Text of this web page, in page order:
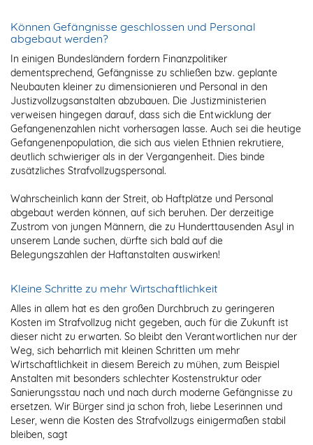
Können Gefängnisse geschlossen und Personal
abgebaut werden?
In einigen Bundesländern fordern Finanzpolitiker
dementsprechend, Gefängnisse zu schließen bzw. geplante
Neubauten kleiner zu dimensionieren und Personal in den
Justizvollzugsanstalten abzubauen. Die Justizministerien
verweisen hingegen darauf, dass sich die Entwicklung der
Gefangenenzahlen nicht vorhersagen lasse. Auch sei die heutige
Gefangenenpopulation, die sich aus vielen Ethnien rekrutiere,
deutlich schwieriger als in der Vergangenheit. Dies binde
zusätzliches Strafvollzugspersonal.
Wahrscheinlich kann der Streit, ob Haftplätze und Personal
abgebaut werden können, auf sich beruhen. Der derzeitige
Zustrom von jungen Männern, die zu Hunderttausenden Asyl in
unserem Lande suchen, dürfte sich bald auf die
Belegungszahlen der Haftanstalten auswirken!
Kleine Schritte zu mehr Wirtschaftlichkeit
Alles in allem hat es den großen Durchbruch zu geringeren
Kosten im Strafvollzug nicht gegeben, auch für die Zukunft ist
dieser nicht zu erwarten. So bleibt den Verantwortlichen nur der
Weg, sich beharrlich mit kleinen Schritten um mehr
Wirtschaftlichkeit in diesem Bereich zu mühen, zum Beispiel
Anstalten mit besonders schlechter Kostenstruktur oder
Sanierungsstau nach und nach durch moderne Gefängnisse zu
ersetzen. Wir Bürger sind ja schon froh, liebe Leserinnen und
Leser, wenn die Kosten des Strafvollzugs einigermaßen stabil
bleiben, sagt